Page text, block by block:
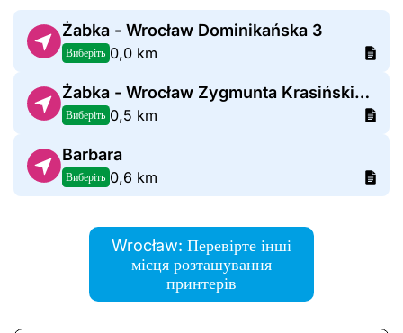
Żabka - Wrocław Dominikańska 3
Виберіть 0,0 km
Żabka - Wrocław Zygmunta Krasińskiego 48
Виберіть 0,5 km
Barbara
Виберіть 0,6 km
Wrocław: Перевірте інші
місця розташування
принтерів